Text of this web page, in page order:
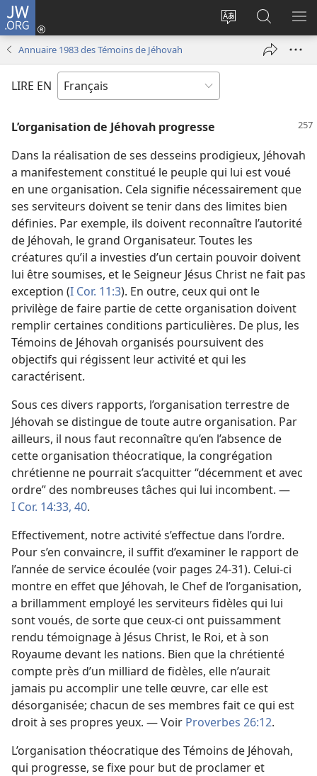
JW.ORG
Changer
langue
Se
connecter
nouvelle
sur
JW.ORG
Annuaire 1983 des Témoins de Jéhovah
LIRE EN
L’organisation de Jéhovah progresse
Dans la réalisation de ses desseins prodigieux, Jéhovah
a manifestement constitué le peuple qui lui est voué
en une organisation. Cela signifie nécessairement que
ses serviteurs doivent se tenir dans des limites bien
définies. Par exemple, ils doivent reconnaître l’autorité
de Jéhovah, le grand Organisateur. Toutes les
créatures qu’il a investies d’un certain pouvoir doivent
lui être soumises, et le Seigneur Jésus Christ ne fait pas
exception (I Cor. 11:3). En outre, ceux qui ont le
privilège de faire partie de cette organisation doivent
remplir certaines conditions particulières. De plus, les
Témoins de Jéhovah organisés poursuivent des
objectifs qui régissent leur activité et qui les
caractérisent.
Sous ces divers rapports, l’organisation terrestre de
Jéhovah se distingue de toute autre organisation. Par
ailleurs, il nous faut reconnaître qu’en l’absence de
cette organisation théocratique, la congrégation
chrétienne ne pourrait s’acquitter “décemment et avec
ordre” des nombreuses tâches qui lui incombent. —
I Cor. 14:33, 40.
Effectivement, notre activité s’effectue dans l’ordre.
Pour s’en convaincre, il suffit d’examiner le rapport de
l’année de service écoulée (voir pages 24-31). Celui-ci
montre en effet que Jéhovah, le Chef de l’organisation,
a brillamment employé les serviteurs fidèles qui lui
sont voués, de sorte que ceux-ci ont puissamment
rendu témoignage à Jésus Christ, le Roi, et à son
Royaume devant les nations. Bien que la chrétienté
compte près d’un milliard de fidèles, elle n’aurait
jamais pu accomplir une telle œuvre, car elle est
désorganisée; chacun de ses membres fait ce qui est
droit à ses propres yeux. — Voir Proverbes 26:12.
L’organisation théocratique des Témoins de Jéhovah,
qui progresse, se fixe pour but de proclamer et